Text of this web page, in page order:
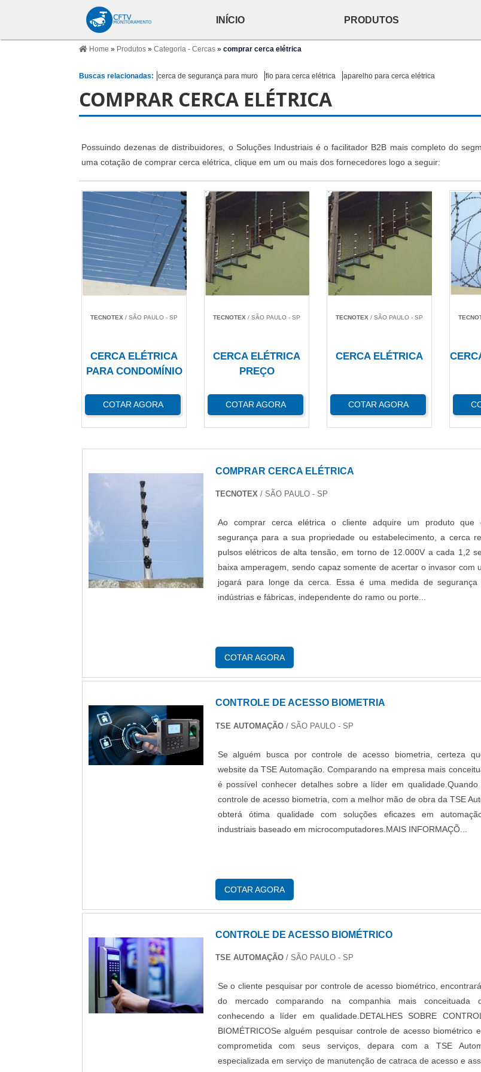
INÍCIO PRODUTOS
Home » Produtos » Categoria - Cercas » comprar cerca elétrica
Buscas relacionadas: cerca de segurança para muro fio para cerca elétrica aparelho para cerca elétrica
COMPRAR CERCA ELÉTRICA
Possuindo dezenas de distribuidores, o Soluções Industriais é o facilitador B2B mais completo do
uma cotação de comprar cerca elétrica, clique em um ou mais dos fornecedores logo a seguir:
TECNOTEX / SÃO PAULO - SP
CERCA ELÉTRICA
PARA CONDOMÍNIO
COTAR AGORA
TECNOTEX / SÃO PAULO - SP
CERCA ELÉTRICA
PREÇO
COTAR AGORA
TECNOTEX / SÃO PAULO - SP
CERCA ELÉTRICA
COTAR AGORA
COMPRAR CERCA ELÉTRICA
TECNOTEX / SÃO PAULO - SP
Ao comprar cerca elétrica o cliente adquire um produto que
segurança para a sua propriedade ou estabelecimento, a cerca
pulsos elétricos de alta tensão, em torno de 12.000V a cada 1,2
baixa amperagem, sendo capaz somente de acertar o invasor com
jogará para longe da cerca. Essa é uma medida de segurança
indústrias e fábricas, independente do ramo ou porte...
COTAR AGORA
CONTROLE DE ACESSO BIOMETRIA
TSE AUTOMAÇÃO / SÃO PAULO - SP
Se alguém busca por controle de acesso biometria, certeza
website da TSE Automação. Comparando na empresa mais
é possível conhecer detalhes sobre a líder em
controle de acesso biometria, com a melhor mão de obra da TSE
obterá ótima qualidade com soluções eficazes em
industriais baseado em microcomputadores.MAIS INFORMAÇÕ...
COTAR AGORA
CONTROLE DE ACESSO BIOMÉTRICO
TSE AUTOMAÇÃO / SÃO PAULO - SP
Se o cliente pesquisar por controle de acesso biométrico,
do mercado comparando na companhia mais conceituada
conhecendo a líder em qualidade.DETALHES SOBRE
BIOMÉTRICOSe alguém pesquisar controle de acesso biométrico
comprometida com seus serviços, depara com a TSE
especializada em serviço de manutenção de catraca de acesso e